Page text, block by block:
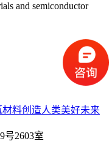
and semiconductor
材料创造人类美好未来
2603室